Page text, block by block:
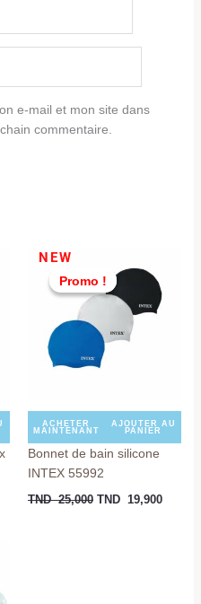
e-mail et mon site dans
commentaire.
Promo !
NEW
Promo !
ACHETER
MAINTENANT
AJOUTER AU
PANIER
Bonnet de bain silicone
INTEX 55992
TND25,000
initial
était :
25,000.
TND 19,900
est :